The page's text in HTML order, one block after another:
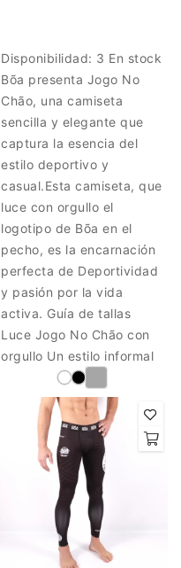
Disponibilidad: 3 En stock
Bõa presenta Jogo No
Chão, una camiseta
sencilla y elegante que
captura la esencia del
estilo deportivo y
casual.Esta camiseta, que
luce con orgullo el
logotipo de Bõa en el
pecho, es la encarnación
perfecta de Deportividad
y pasión por la vida
activa. Guía de tallas
Luce Jogo No Chão con
orgullo Un estilo informal